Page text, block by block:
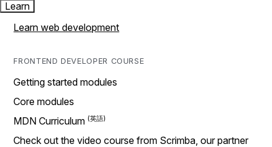
Learn
Learn web development
FRONTEND DEVELOPER COURSE
Getting started modules
Core modules
MDN Curriculum
Check out the video course from Scrimba, our partner